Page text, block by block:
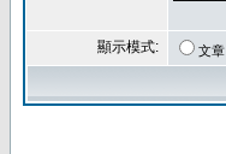
顯示模式: 文章